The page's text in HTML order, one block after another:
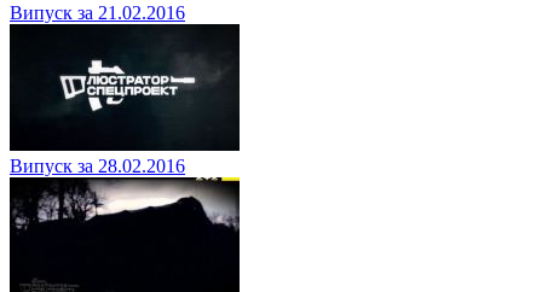
Випуск за 21.02.2016
Випуск за 28.02.2016